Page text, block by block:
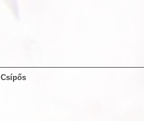
Csípős